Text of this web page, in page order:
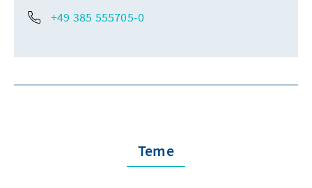
+49 385 555705-0
Teme